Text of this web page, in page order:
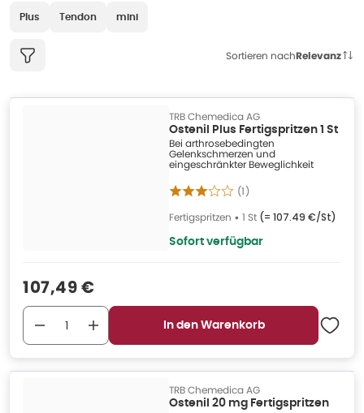
Plus Tendon mini
Sortieren nachRelevanz
TRB Chemedica AG
Ostenil Plus Fertigspritzen 1 St
Bei arthrosebedingten
Gelenkschmerzen und
eingeschränkter Beweglichkeit
(1)
Fertigspritzen • 1 St (= 107.49 €/St)
Sofort verfügbar
Verkaufspreis
107,49 €
In den Warenkorb
TRB Chemedica AG
Ostenil 20 mg Fertigspritzen